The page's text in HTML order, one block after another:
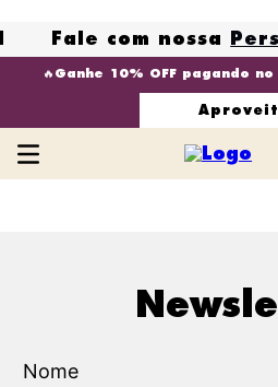
Fale com nossa
🔥Ganhe 10% OFF pagando